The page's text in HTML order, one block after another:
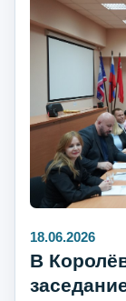
18.06.2026
В